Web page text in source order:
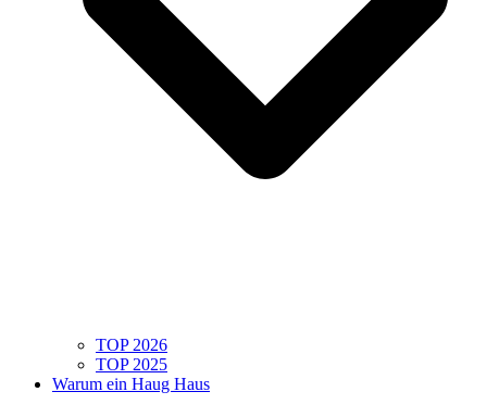
TOP 2026
TOP 2025
Warum ein Haug Haus